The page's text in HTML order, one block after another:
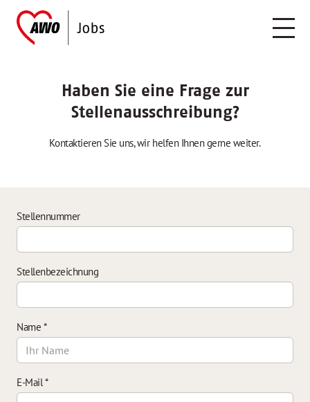
Haben Sie eine Frage zur
Stellenausschreibung?
Kontaktieren Sie uns, wir helfen Ihnen gerne weiter.
Stellennummer
Stellenbezeichnung
Name *
E-Mail*